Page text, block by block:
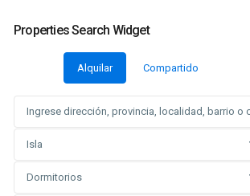
Properties Search Widget
Alquilar Compartido
Isla
Dormitorios